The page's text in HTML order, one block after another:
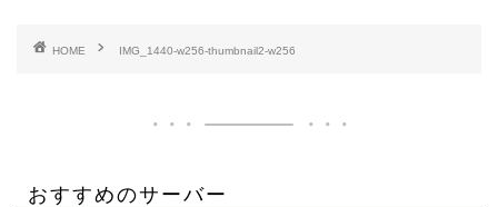
HOME IMG_1440-w256-thumbnail2-w256
おすすめのサーバー